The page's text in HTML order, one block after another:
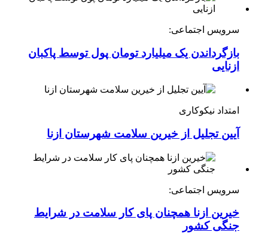
سرویس اجتماعی:
بازگرداندن یک میلیارد تومان پول توسط پاکبان
ازنایی
امتداد نیکوکاری
آیین تجلیل از خیرین سلامت شهرستان ازنا
سرویس اجتماعی:
خیرین ازنا همچنان پای کار سلامت در شرایط
جنگی کشور